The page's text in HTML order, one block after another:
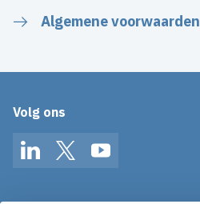
Algemene voorwaarden
Volg ons
LinkedInTwitterYouTube